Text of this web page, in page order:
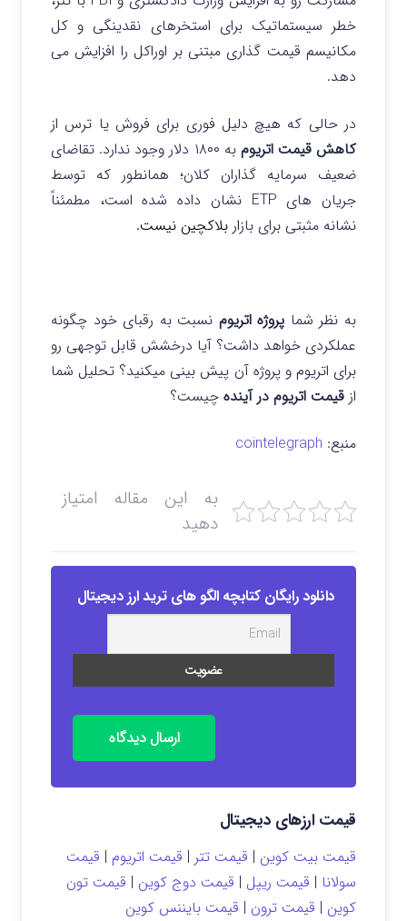
خطر سیستماتیک برای استخرهای نقدینگی و کل
مکانیسم قیمت گذاری مبتنی بر اوراکل را افزایش می
دهد.
در حالی که هیچ دلیل فوری برای فروش یا ترس از
کاهش قیمت اتریوم
به ۱۸۰۰ دلار وجود ندارد. تقاضای
ضعیف سرمایه گذاران کلان؛ همانطور که توسط
جریان های ETP نشان داده شده است، مطمئناً
نشانه مثبتی برای بازار بلاکچین نیست.
به نظر شما پروژه اتریوم نسبت به رقبای خود چگونه
عملکردی خواهد داشت؟ آیا درخشش قابل توجهی رو
برای اتریوم و پروژه آن پیش بینی میکنید؟ تحلیل شما
از قیمت اتریوم در آینده چیست؟
منبع: cointelegraph
به این مقاله امتیاز
دهید
دانلود رایگان کتابچه الگو های ترید ارز دیجیتال
ارسال دیدگاه
قیمت ارزهای دیجیتال
قیمت بیت کوین | قیمت تتر | قیمت اتریوم | قیمت
سولانا | قیمت ریپل | قیمت دوج کوین | قیمت تون
کوین | قیمت ترون | قیمت بایننس کوین